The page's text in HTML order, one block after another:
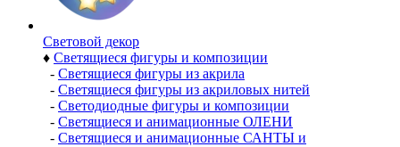
Световой декор
♦ Светящиеся фигуры и композиции
- Светящиеся фигуры из акрила
- Светящиеся фигуры из акриловых нитей
- Светодиодные фигуры и композиции
- Светящиеся и анимационные ОЛЕНИ
- Светящиеся и анимационные САНТЫ и